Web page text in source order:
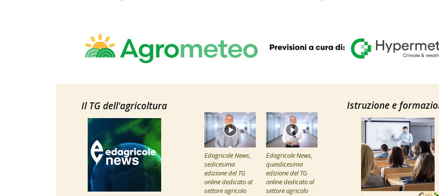
Il TG dell'agricoltura
Edagricole News,
sedicesima
edizione del TG
online dedicato al
settore agricolo
Edagricole News,
quindicesima
edizione del TG
online dedicato al
settore agricolo
Istruzione e